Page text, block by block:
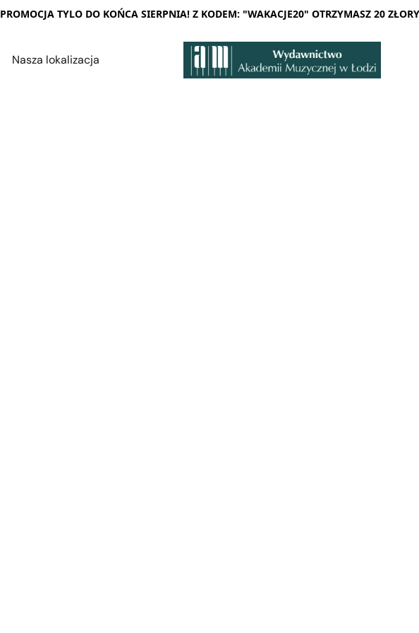
PROMOCJA TYLO DO KOŃCA SIERPNIA! Z KODEM: "WAKACJE20" OTRZYMASZ 20
Nasza lokalizacja